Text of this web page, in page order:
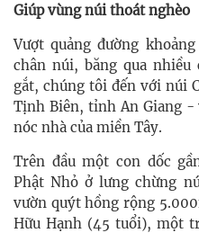
Giúp vùng núi thoát nghèo
Vượt quảng đường
chân núi, băng qua nhiều
gắt, chúng tôi đến với núi
Tịnh Biên, tỉnh An Giang -
nóc nhà của miền Tây.
Trên đầu một con dốc
Phật Nhỏ ở lưng chừng
vườn quýt hồng rộng
Hữu Hạnh (45 tuổi), một